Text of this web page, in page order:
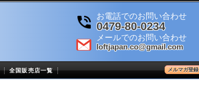
お電話でのお問い合わせ
0479-80-0234
メールでのお問い合わせ
loftjapan.co@gmail.com
メルマガ登録
全国販売店一覧